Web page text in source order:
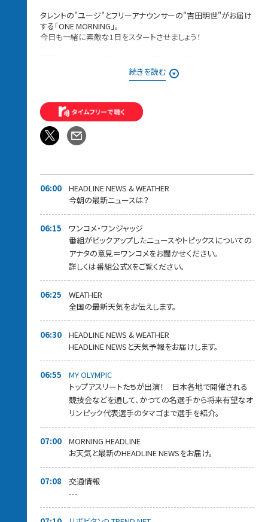
タレントの"ユージ"とフリーアナウンサーの"吉田明世"がお届け
する「ONE MORNING」。
今日も一緒に素敵な1日をスタートさせましょう！
★ONE MORNING 公式Xで実施！★
みなさんからの「BEST HITS REQUEST」もHPから募集中！！
採用された方には番組オリジナルステッカーをプレゼントしてい
ます。
続きを読む
06:00
HEADLINE NEWS & WEATHER
今朝の最新ニュースは？
06:15
ワンコメ・ワンジャッジ
番組がピックアップしたニュースやトピックスについての
アナタの意見＝ワンコメをお聞かせください。
詳しくは番組公式Xをご覧ください。
06:25
WEATHER
全国の最新天気をお伝えします。
06:30
HEADLINE NEWS & WEATHER
HEADLINE NEWSと天気予報をお届けします。
06:55
MY OLYMPIC
トップアスリートたちが出演！ 日本各地で開催される
競技会などを通して、かつての名選手から将来有望なオ
リンピック代表選手のタマゴまで選手を紹介。
07:00
MORNING HEADLINE
お天気と最新のHEADLINE NEWSをお届け。
07:08
交通情報
---